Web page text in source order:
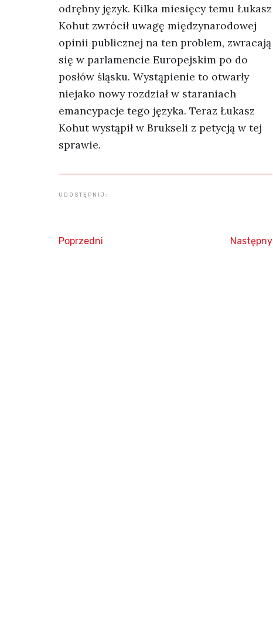
odrębny język. Kilka miesięcy temu Łukasz
Kohut zwrócił uwagę międzynarodowej
opinii publicznej na ten problem, zwracają
się w parlamencie Europejskim po do
posłów śląsku. Wystąpienie to otwarły
niejako nowy rozdział w staraniach
emancypacje tego języka. Teraz Łukasz
Kohut wystąpił w Brukseli z petycją w tej
sprawie.
UDOSTĘPNIJ:
Poprzedni Następny